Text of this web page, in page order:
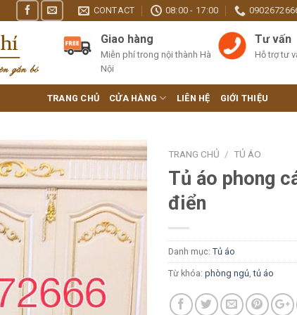
CONTACT 08:00 - 17:00
Giao hàng
Miễn phí trong nội thành Hà
Nội
Tư vấn
Hỗ trợ tư
TRANG CHỦ CỬA HÀNG LIÊN HỆ GIỚI THIỆU
TRANG CHỦ / TỦ ÁO
Tủ áo phong
điển
Danh mục: Tủ áo
Từ khóa: phòng ngủ ,tủ áo